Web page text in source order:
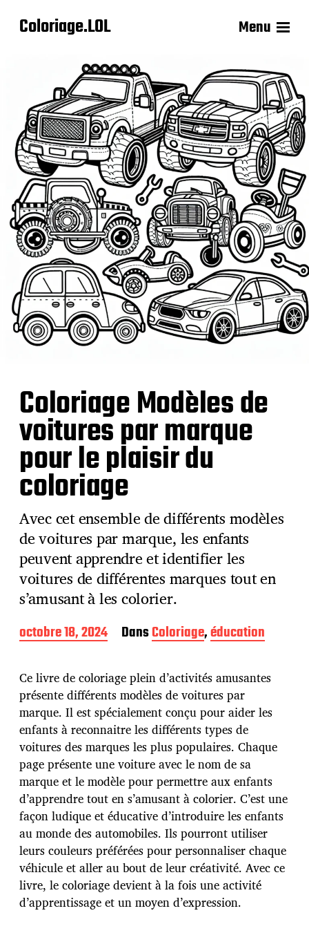
Coloriage.LOL Menu
Coloriage Modèles de
voitures par marque
pour le plaisir du
coloriage
Avec cet ensemble de différents modèles
de voitures par marque, les enfants
peuvent apprendre et identifier les
voitures de différentes marques tout en
s’amusant à les colorier.
D
a
e
d
e
p
u
b
l
i
c
a
t
i
o
n
octobre 18, 2024 DansColoriage,éducation
Ce livre de coloriage plein d’activités amusantes
présente différents modèles de voitures par
marque. Il est spécialement conçu pour aider les
enfants à reconnaitre les différents types de
voitures des marques les plus populaires. Chaque
page présente une voiture avec le nom de sa
marque et le modèle pour permettre aux enfants
d’apprendre tout en s’amusant à colorier. C’est une
façon ludique et éducative d’introduire les enfants
au monde des automobiles. Ils pourront utiliser
leurs couleurs préférées pour personnaliser chaque
véhicule et aller au bout de leur créativité. Avec ce
livre, le coloriage devient à la fois une activité
d’apprentissage et un moyen d’expression.